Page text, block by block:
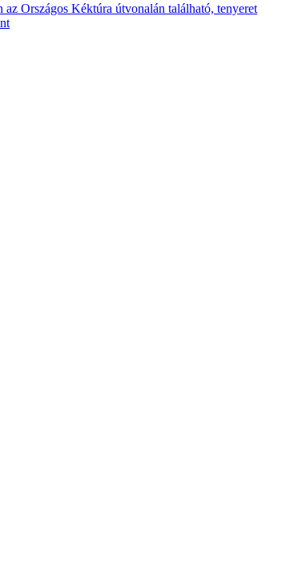
Országos Kéktúra útvonalán található, tenyeret